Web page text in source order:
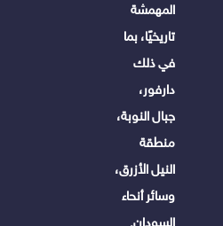
المهمشة
تاريخيًا، بما
في ذلك
دارفور،
جبال النوبة،
منطقة
النيل الأزرق،
وسائر أنحاء
السودان.